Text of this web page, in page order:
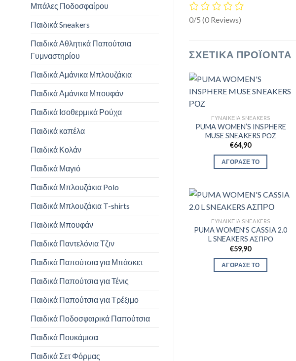
Μπάλες Ποδοσφαίρου
Παιδικά Sneakers
Παιδικά Αθλητικά Παπούτσια
Γυμναστηρίου
Παιδικά Αμάνικα Μπλουζάκια
Παιδικά Αμάνικα Μπουφάν
Παιδικά Ισοθερμικά Ρούχα
Παιδικά καπέλα
Παιδικά Κολάν
Παιδικά Μαγιό
Παιδικά Μπλουζάκια Polo
Παιδικά Μπλουζάκια T-shirts
Παιδικά Μπουφάν
Παιδικά Παντελόνια Τζιν
Παιδικά Παπούτσια για Μπάσκετ
Παιδικά Παπούτσια για Τένις
Παιδικά Παπούτσια για Τρέξιμο
Παιδικά Ποδοσφαιρικά Παπούτσια
Παιδικά Πουκάμισα
Παιδικά Σετ Φόρμας
0/5 (0 Reviews)
ΣΧΕΤΙΚΆ ΠΡΟΪΌΝΤΑ
ΓΥΝΑΙΚΕΊΑ SNEAKERS
PUMA WOMEN’S INSPHERE
MUSE SNEAKERS ΡΟΖ
€64,90
ΑΓΟΡΑΣΕ ΤΟ
ΓΥΝΑΙΚΕΊΑ SNEAKERS
PUMA WOMEN’S CASSIA 2.0
L SNEAKERS ΑΣΠΡΟ
€59,90
ΑΓΟΡΑΣΕ ΤΟ